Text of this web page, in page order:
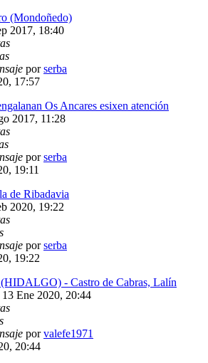
(Mondoñedo)
2017, 18:40
porserba
17:57
Os Ancares esixen atención
2017, 11:28
porserba
19:11
de Ribadavia
2020, 19:22
porserba
19:22
- Castro de Cabras, Lalín
13 Ene 2020, 20:44
porvalefe1971
20:44